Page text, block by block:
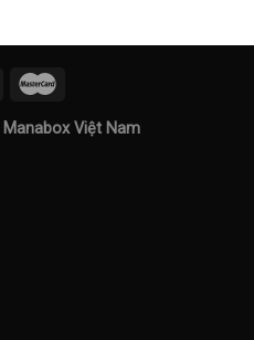
Manabox Việt Nam